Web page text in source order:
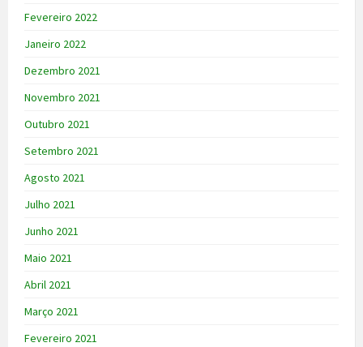
Fevereiro 2022
Janeiro 2022
Dezembro 2021
Novembro 2021
Outubro 2021
Setembro 2021
Agosto 2021
Julho 2021
Junho 2021
Maio 2021
Abril 2021
Março 2021
Fevereiro 2021